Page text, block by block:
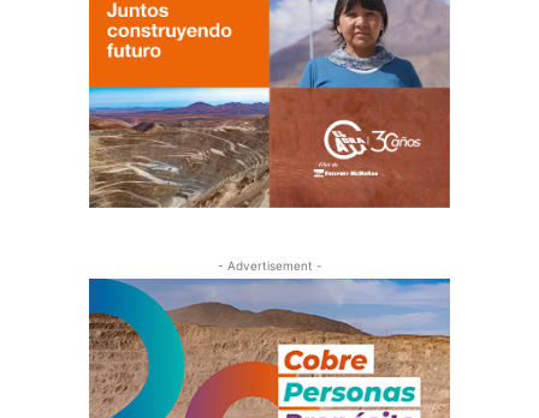
- Advertisement -